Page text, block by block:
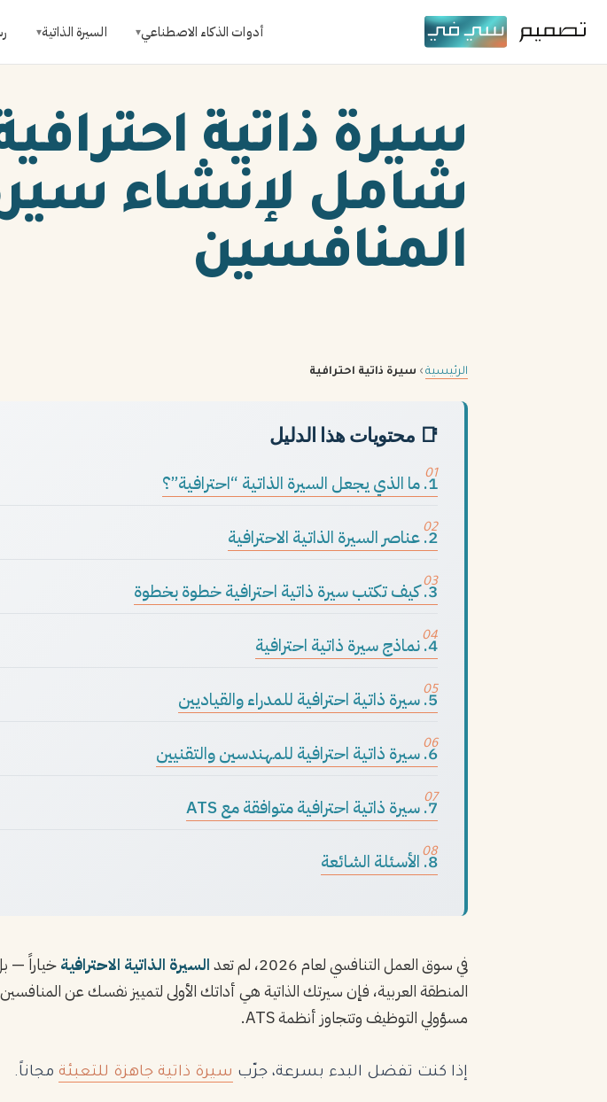
أدوات الذكاء الاصطناعي▾ السيرة الذاتية▾
شامل لإنشاء
المنافسين
الرئيسية › سيرة ذاتية احترافية
📑 محتويات هذا الدليل
1. ما الذي يجعل السيرة الذاتية “احترافية”؟
2. عناصر السيرة الذاتية الاحترافية
3. كيف تكتب سيرة ذاتية احترافية خطوة بخطوة
4. نماذج سيرة ذاتية احترافية
5. سيرة ذاتية احترافية للمدراء والقياديين
6. سيرة ذاتية احترافية للمهندسين والتقنيين
7. سيرة ذاتية احترافية متوافقة مع ATS
8. الأسئلة الشائعة
في سوق العمل التنافسي لعام 2026، لم تعد السيرة الذاتية الاحترافية
المنطقة العربية، فإن سيرتك الذاتية هي أداتك الأولى لتمييز نفسك عن
مسؤولي التوظيف وتتجاوز أنظمة ATS.
إذا كنت تفضل البدء بسرعة، جرّب سيرة ذاتية جاهزة للتعبئة مجاناً.